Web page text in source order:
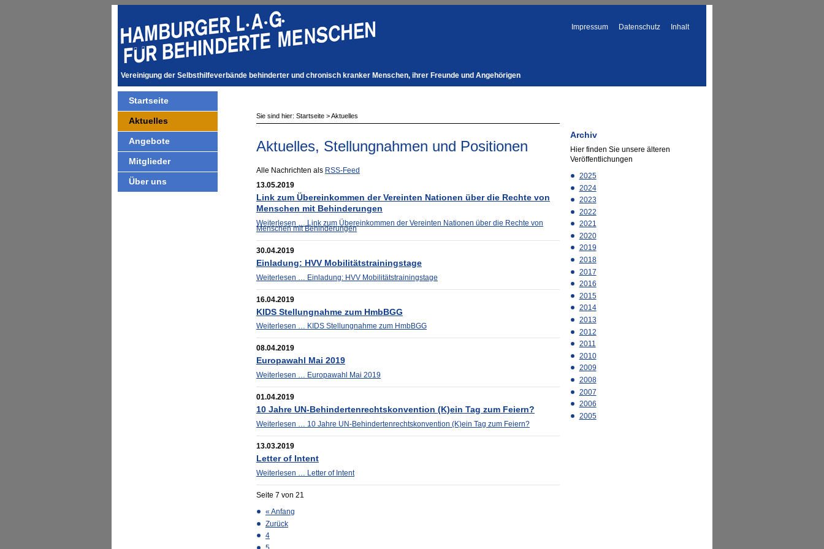
Vereinigung der Selbsthilfeverbände behinderter und chronisch kranker Menschen, ihrer Freunde und Angehörigen
Impressum Datenschutz Inhalt
Startseite
Aktuelles
Angebote
Mitglieder
Über uns
Sie sind hier: Startseite>Aktuelles
Aktuelles, Stellungnahmen und Positionen
Alle Nachrichten als RSS-Feed
13.05.2019
Link zum Übereinkommen der Vereinten Nationen über die Rechte von
Menschen mit Behinderungen
Weiterlesen … Link zum Übereinkommen der Vereinten Nationen über die Rechte von
Menschen mit Behinderungen
30.04.2019
Einladung: HVV Mobilitätstrainingstage
Weiterlesen … Einladung: HVV Mobilitätstrainingstage
16.04.2019
KIDS Stellungnahme zum HmbBGG
Weiterlesen … KIDS Stellungnahme zum HmbBGG
08.04.2019
Europawahl Mai 2019
Weiterlesen … Europawahl Mai 2019
01.04.2019
10 Jahre UN-Behindertenrechtskonvention (K)ein Tag zum Feiern?
Weiterlesen … 10 Jahre UN-Behindertenrechtskonvention (K)ein Tag zum Feiern?
13.03.2019
Letter of Intent
Weiterlesen … Letter of Intent
Seite 7 von 21
« Anfang
Zurück
4
Archiv
Hier finden Sie unsere älteren
Veröffentlichungen
2025
2024
2023
2022
2021
2020
2019
2018
2017
2016
2015
2014
2013
2012
2011
2010
2009
2008
2007
2006
2005